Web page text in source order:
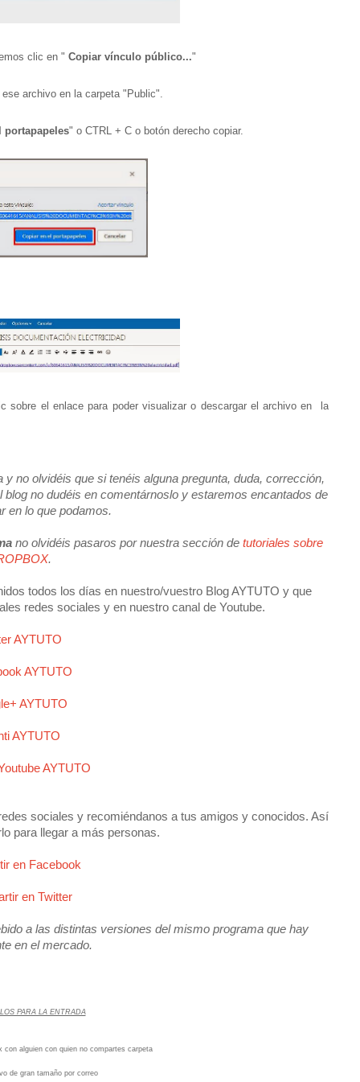
clic en " Copiar vínculo público..."
archivo en la carpeta "Public".
portapapeles" o CTRL + C o botón derecho copiar.
el enlace para poder visualizar o descargar el archivo en la
no olvidéis que si tenéis alguna pregunta, duda, corrección,
no dudéis en comentárnoslo y estaremos encantados de
en lo que podamos.
no olvidéis pasaros por nuestra sección de tutoriales sobre
.
todos los días en nuestro/vuestro Blog AYTUTO y que
redes sociales y en nuestro canal de Youtube.
AYTUTO
AYTUTO
AYTUTO
AYTUTO
AYTUTO
sociales y recomiéndanos a tus amigos y conocidos. Así
para llegar a más personas.
en Facebook
en Twitter
a las distintas versiones del mismo programa que hay
en el mercado.
PARA LA ENTRADA
con alguien con quien no compartes carpeta
de gran tamaño por correo